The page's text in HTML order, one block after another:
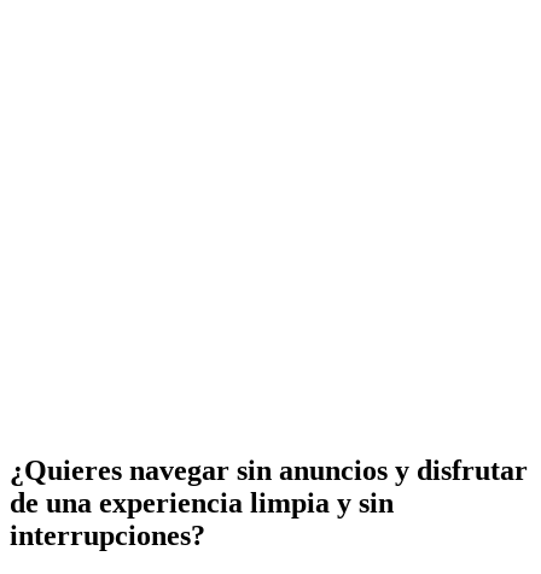
¿Quieres navegar sin anuncios y disfrutar
de una experiencia limpia y sin
interrupciones?